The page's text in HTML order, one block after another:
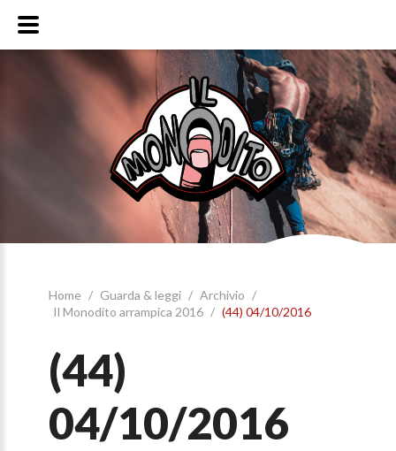
Home / Guarda & leggi / Archivio /
Il Monodito arrampica 2016 / (44) 04/10/2016
(44)
04/10/2016